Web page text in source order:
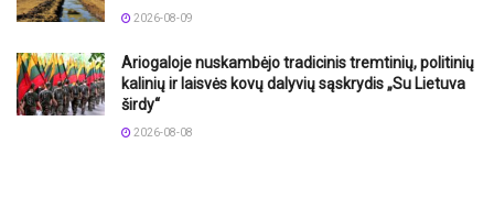
2026-08-09
Ariogaloje nuskambėjo tradicinis tremtinių, politinių
kalinių ir laisvės kovų dalyvių sąskrydis „Su Lietuva
širdy“
2026-08-08